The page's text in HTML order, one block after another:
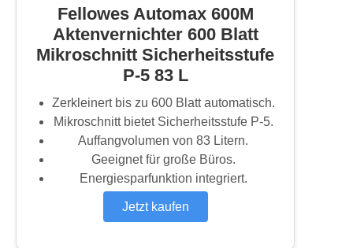
Fellowes Automax 600M
Aktenvernichter 600 Blatt
Mikroschnitt Sicherheitsstufe
P-5 83 L
Zerkleinert bis zu 600 Blatt automatisch.
Mikroschnitt bietet Sicherheitsstufe P-5.
Auffangvolumen von 83 Litern.
Geeignet für große Büros.
Energiesparfunktion integriert.
Jetzt kaufen